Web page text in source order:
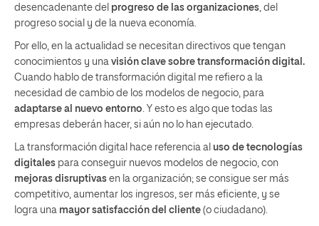
desencadenante del progreso de las organizaciones, del
progreso social y de la nueva economía.
Por ello, en la actualidad se necesitan directivos que tengan
conocimientos y una visión clave sobre transformación digital.
Cuando hablo de transformación digital me refiero a la
necesidad de cambio de los modelos de negocio, para
adaptarse al nuevo entorno. Y esto es algo que todas las
empresas deberán hacer, si aún no lo han ejecutado.
La transformación digital hace referencia al uso de tecnologías
digitales para conseguir nuevos modelos de negocio, con
mejoras disruptivas en la organización; se consigue ser más
competitivo, aumentar los ingresos, ser más eficiente, y se
logra una mayor satisfacción del cliente (o ciudadano).